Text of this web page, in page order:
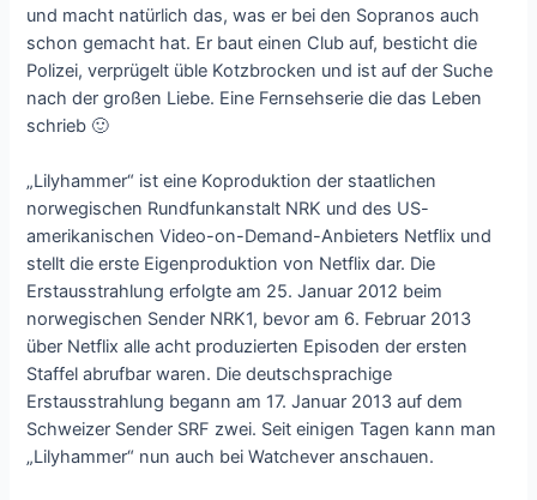
und macht natürlich das, was er bei den Sopranos auch
schon gemacht hat. Er baut einen Club auf, besticht die
Polizei, verprügelt üble Kotzbrocken und ist auf der Suche
nach der großen Liebe. Eine Fernsehserie die das Leben
schrieb 🙂
„Lilyhammer“ ist eine Koproduktion der staatlichen
norwegischen Rundfunkanstalt NRK und des US-
amerikanischen Video-on-Demand-Anbieters Netflix und
stellt die erste Eigenproduktion von Netflix dar. Die
Erstausstrahlung erfolgte am 25. Januar 2012 beim
norwegischen Sender NRK1, bevor am 6. Februar 2013
über Netflix alle acht produzierten Episoden der ersten
Staffel abrufbar waren. Die deutschsprachige
Erstausstrahlung begann am 17. Januar 2013 auf dem
Schweizer Sender SRF zwei. Seit einigen Tagen kann man
„Lilyhammer“ nun auch bei Watchever anschauen.